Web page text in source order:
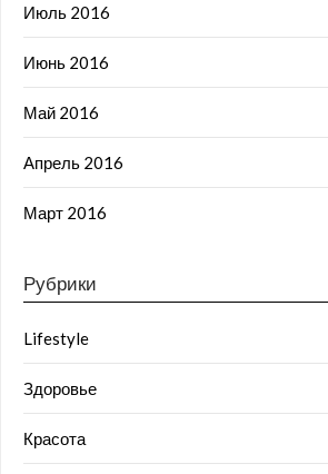
Июль 2016
Июнь 2016
Май 2016
Апрель 2016
Март 2016
Рубрики
Lifestyle
Здоровье
Красота